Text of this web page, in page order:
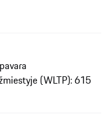
(WLTP): 615